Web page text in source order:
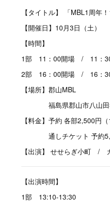
【タイトル】 「MBL1周年！
【開催日】10月3日（土）
【時間】
1部 11：00開場 / 11：
2部 16：00開場 / 16：
【場所】郡山MBL
福島県郡山市八山田5
【料金】予約 各部2,500円（
通しチケット 予約
【出演】 せせらぎ小
【出演時間】
1部 13:10-13:30